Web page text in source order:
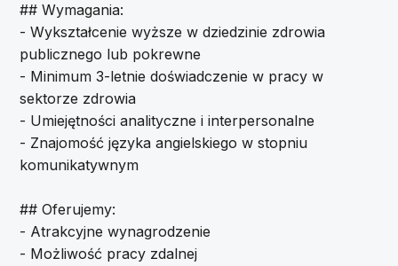
## Wymagania:
- Wykształcenie wyższe w dziedzinie zdrowia
publicznego lub pokrewne
- Minimum 3-letnie doświadczenie w pracy w
sektorze zdrowia
- Umiejętności analityczne i interpersonalne
- Znajomość języka angielskiego w stopniu
komunikatywnym
## Oferujemy:
- Atrakcyjne wynagrodzenie
- Możliwość pracy zdalnej